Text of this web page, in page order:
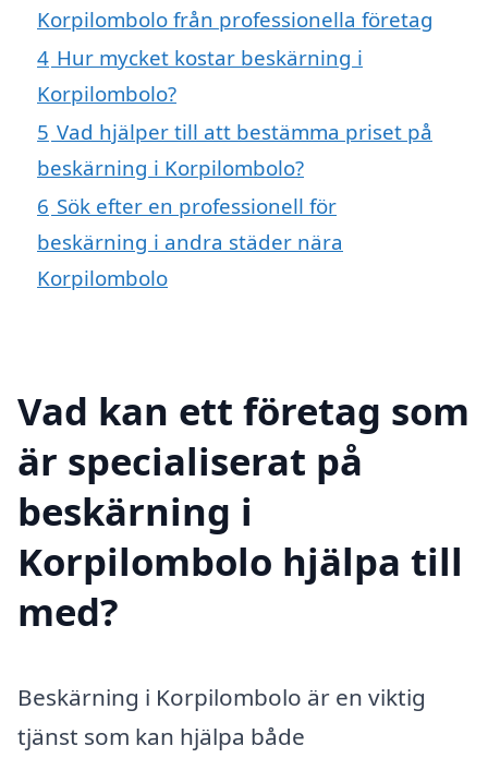
Korpilombolo från professionella företag
4 Hur mycket kostar beskärning i
Korpilombolo?
5 Vad hjälper till att bestämma priset på
beskärning i Korpilombolo?
6 Sök efter en professionell för
beskärning i andra städer nära
Korpilombolo
Vad kan ett företag som
är specialiserat på
beskärning i
Korpilombolo hjälpa till
med?
Beskärning i Korpilombolo är en viktig
tjänst som kan hjälpa både